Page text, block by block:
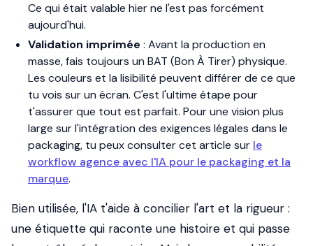
Ce qui était valable hier ne l'est pas forcément
aujourd'hui.
Validation imprimée : Avant la production en
masse, fais toujours un BAT (Bon À Tirer) physique.
Les couleurs et la lisibilité peuvent différer de ce que
tu vois sur un écran. C'est l'ultime étape pour
t'assurer que tout est parfait. Pour une vision plus
large sur l'intégration des exigences légales dans le
packaging, tu peux consulter cet article sur le
workflow agence avec l'IA pour le packaging et la
marque.
Bien utilisée, l'IA t'aide à concilier l'art et la rigueur :
une étiquette qui raconte une histoire et qui passe